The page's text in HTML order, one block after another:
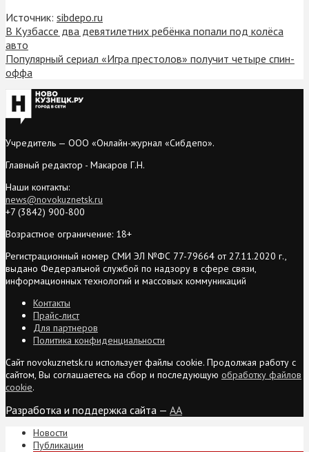
Источник: sibdepo.ru
В Кузбассе два девятилетних ребёнка попали под колёса
авто
Популярный сериал «Игра престолов» получит четыре спин-
оффа
Учредитель — ООО «Онлайн-журнал «Сибдепо».
Главный редактор - Макаров Г.Н.
Наши контакты:
news@novokuznetsk.ru
+7 (3842) 900-800
Возрастное ограничение: 18+
Регистрационный номер СМИ ЭЛ №ФС 77-79664 от 27.11.2020 г.,
выдано Федеральной службой по надзору в сфере связи,
информационных технологий и массовых коммуникаций
Контакты
Прайс-лист
Для партнеров
Политика конфиденциальности
Сайт novokuznetsk.ru использует файлы cookie. Продолжая работу с
сайтом, Вы соглашаетесь на сбор и последующую обработку файлов
cookie.
Разработка и поддержка сайта — AA
Новости
Публикации